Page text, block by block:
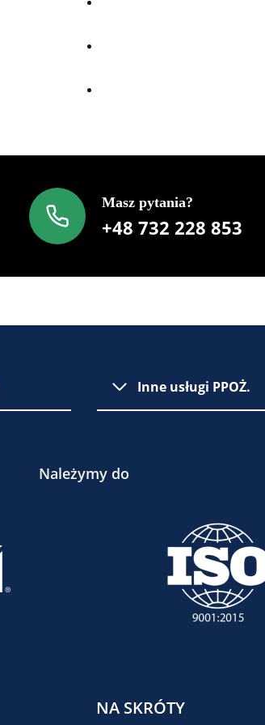
Masz pytania?
+48 732 228 853
Inne usługi PPOŻ.
Należymy do
NA SKRÓTY